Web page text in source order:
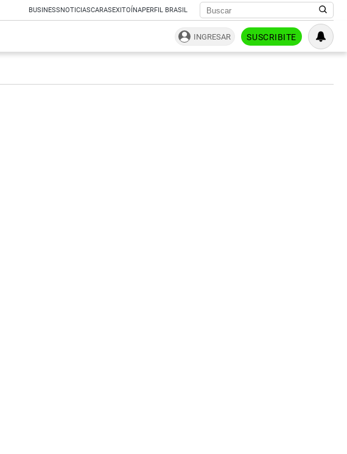
BUSINESSNOTICIASCARASEXITOÍNAPERFIL BRASIL
INGRESAR SUSCRIBITE